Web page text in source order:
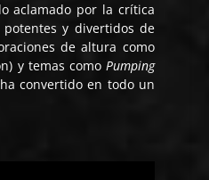
aclamado por la crítica
y divertidos de
de altura como
y temas como Pumping
convertido en todo un